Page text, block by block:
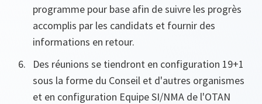
programme pour base afin de suivre les progrès
accomplis par les candidats et fournir des
informations en retour.
Des réunions se tiendront en configuration 19+1
sous la forme du Conseil et d'autres organismes
et en configuration Equipe SI/NMA de l'OTAN